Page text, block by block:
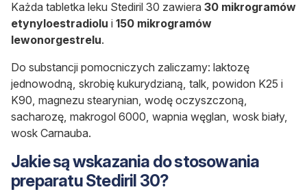
Każda tabletka leku Stediril 30 zawiera 30 mikrogramów
etynyloestradiolu i 150 mikrogramów
lewonorgestrelu.
Do substancji pomocniczych zaliczamy: laktozę
jednowodną, skrobię kukurydzianą, talk, powidon K25 i
K90, magnezu stearynian, wodę oczyszczoną,
sacharozę, makrogol 6000, wapnia węglan, wosk biały,
wosk Carnauba.
Jakie są wskazania do stosowania
preparatu Stediril 30?